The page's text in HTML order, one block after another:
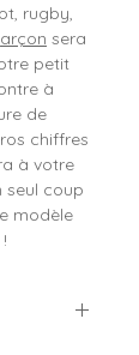
rugby,
sera
petit
à
de
chiffres
à votre
seul coup
modèle